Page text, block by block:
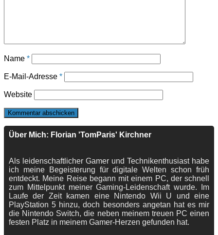
Name *
E-Mail-Adresse *
Website
Über Mich: Florian 'TomParis' Kirchner
Als leidenschaftlicher Gamer und Technikenthusiast habe
ich meine Begeisterung für digitale Welten schon früh
entdeckt. Meine Reise begann mit einem PC, der schnell
zum Mittelpunkt meiner Gaming-Leidenschaft wurde. Im
Laufe der Zeit kamen eine Nintendo Wii U und eine
PlayStation 5 hinzu, doch besonders angetan hat es mir
die Nintendo Switch, die neben meinem treuen PC einen
festen Platz in meinem Gamer-Herzen gefunden hat.